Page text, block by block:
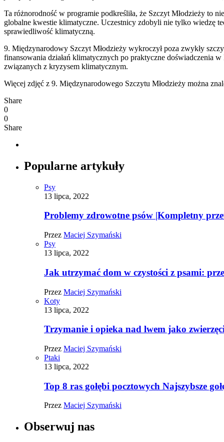
Ta różnorodność w programie podkreśliła, że Szczyt Młodzieży to
globalne kwestie klimatyczne. Uczestnicy zdobyli nie tylko wiedzę
sprawiedliwość klimatyczną.
9. Międzynarodowy Szczyt Młodzieży wykroczył poza zwykły
finansowania działań klimatycznych po praktyczne doświadczenia
związanych z kryzysem klimatycznym.
Więcej zdjęć z 9. Międzynarodowego Szczytu Młodzieży można
Share
0
0
Share
Popularne artykuły
Psy
13 lipca, 2022
Problemy zdrowotne psów |Kompletny
Przez Maciej Szymański
Psy
13 lipca, 2022
Jak utrzymać dom w czystości z psami:
Przez Maciej Szymański
Koty
13 lipca, 2022
Trzymanie i opieka nad lwem jako
Przez Maciej Szymański
Ptaki
13 lipca, 2022
Top 8 ras gołębi pocztowych Najszybsze
Przez Maciej Szymański
Obserwuj nas